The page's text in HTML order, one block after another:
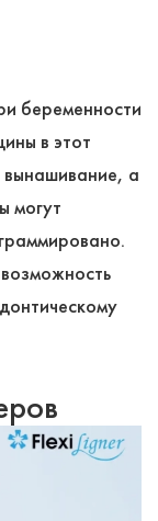
беременности
в этот
вынашивание, а
могут